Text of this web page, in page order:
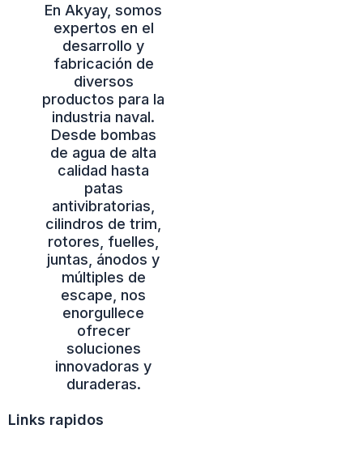
En Akyay, somos
expertos en el
desarrollo y
fabricación de
diversos
productos para la
industria naval.
Desde bombas
de agua de alta
calidad hasta
patas
antivibratorias,
cilindros de trim,
rotores, fuelles,
juntas, ánodos y
múltiples de
escape, nos
enorgullece
ofrecer
soluciones
innovadoras y
duraderas.
Links rapidos